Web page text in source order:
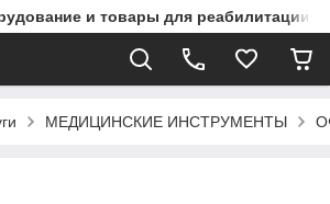
и товары для реабилитации
МЕДИЦИНСКИЕ ИНСТРУМЕНТЫ